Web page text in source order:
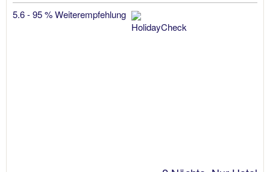
5.6 - 95 % Weiterempfehlung